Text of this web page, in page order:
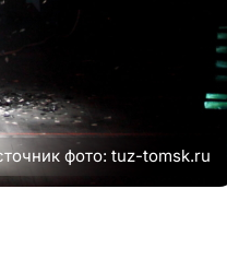
фото: tuz-tomsk.ru